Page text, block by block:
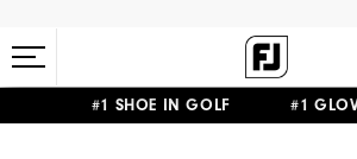
#1 SHOE IN GOLF #1